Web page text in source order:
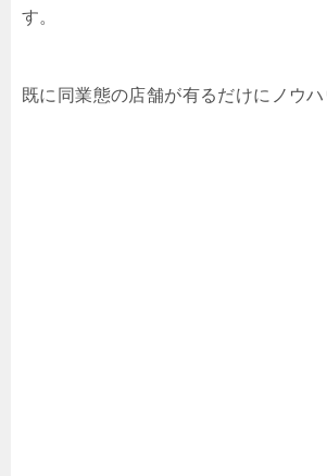
す。
既に同業態の店舗が有るだけにノウハ